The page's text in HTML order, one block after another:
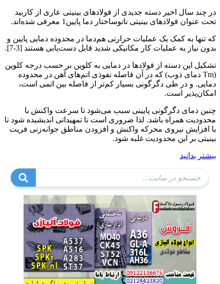
در چند سال اخیر دسته جدیدی از فولادهای بینیتی عاری از کاربید
تحت عنوان فولادهای بینیتی نانوساختار دما پایین1 معرفی شده‌اند.
که تنها به کمک یک عملیات حرارتی هم‌دما در محدوده دمایی پایین و
بدون نیاز به عملیات کار مکانیکی شدید قابل دست‌یابی هستند [3-7].
تشکیل این دسته از فولادها در دمایی به کلوین بر حسب درجه کلوین
(Tm دمای ذوب) که در آن فاصله نفوذی اتم‌های آهن در محدوده
دمایی. و در طی دگرگونی بسیار کم‌تر از فاصله بین اتمی است،
امکان‌پذیر است.
چنین دمای دگرگونی پایینی سبب می‌شود تا سرعت واکنش با
محدودیت همراه باشد. لذا ضروری است تا تمهیداتی اندیشیده شود تا
با افزایش نیروی محرکه واکنش و افزودن مناطق جوانه‌زنی فریت
بینیتی بر این محدودیت غلبه شود.
بیشتر بدانید